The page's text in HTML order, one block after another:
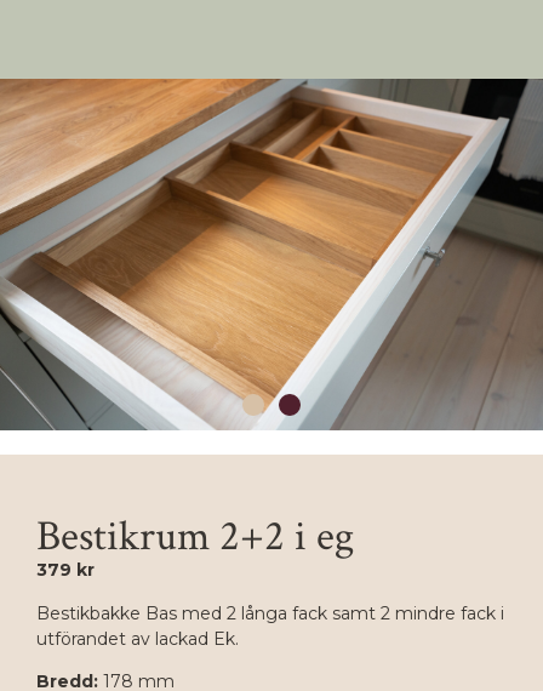
Bestikrum 2+2 i eg
379 kr
Bestikbakke Bas med 2 långa fack samt 2 mindre fack i
utförandet av lackad Ek.
Bredd: 178 mm